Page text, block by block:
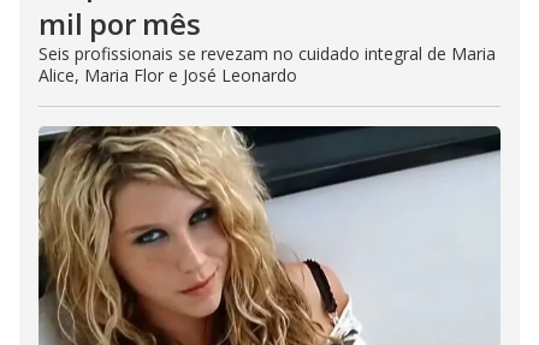
mil por mês
Seis profissionais se revezam no cuidado integral de Maria
Alice, Maria Flor e José Leonardo